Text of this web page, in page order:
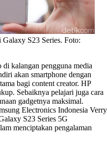
S23 Series. Foto:
kalangan pengguna media
akan smartphone dengan
bagi content creator. HP
Sebaiknya pelajari juga cara
gadgetnya maksimal.
Electronics Indonesia Verry
S23 Series 5G
menciptakan pengalaman